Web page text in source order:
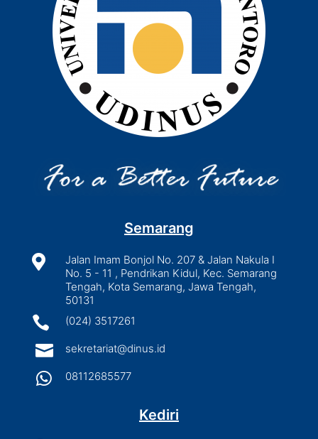
Semarang

Jalan Imam Bonjol No. 207 & Jalan Nakula I
No. 5 - 11 , Pendrikan Kidul, Kec. Semarang
Tengah, Kota Semarang, Jawa Tengah,
50131
 (024) 3517261
 sekretariat@dinus.id
 08112685577
Kediri